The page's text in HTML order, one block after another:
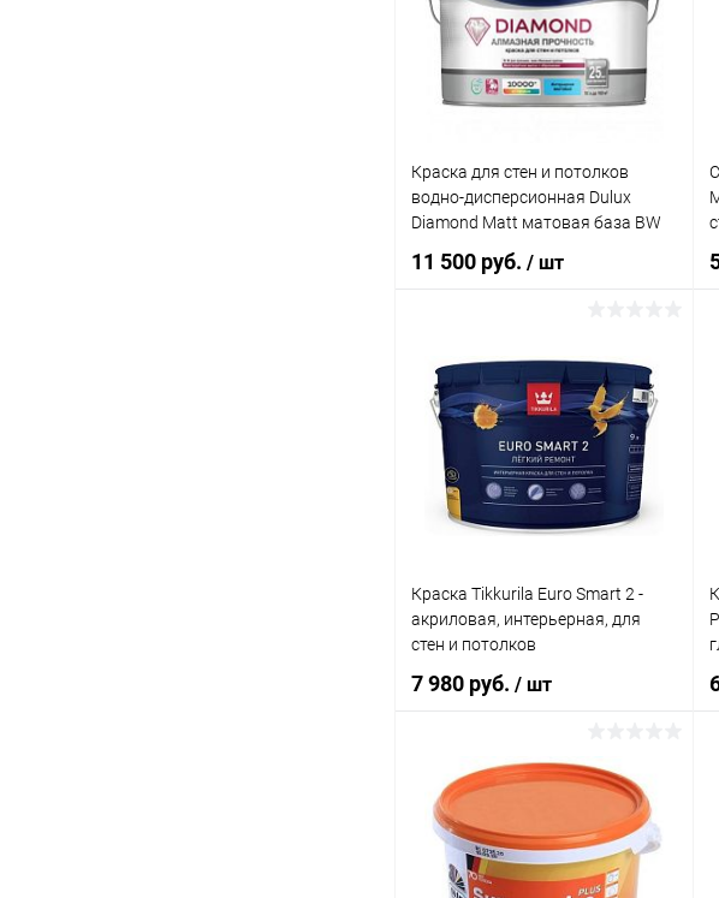
В избранное В наличии
Элемент каталога:
Краска для стен и потолков
водно-дисперсионная Dulux
Diamond Matt матовая база BW
11 500 руб. / шт
В корзину
Купить в 1 клик К сравнению
В избранное В наличии
Краска Tikkurila Euro Smart 2 -
акриловая, интерьерная, для
стен и потолков
7 980 руб. / шт
В корзину
Купить в 1 клик К сравнению
В избранное В наличии